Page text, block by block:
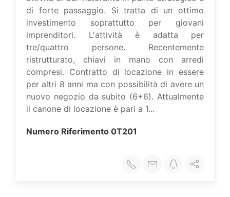
di forte passaggio. Si tratta di un ottimo
investimento soprattutto per giovani
imprenditori. L'attività è adatta per
tre/quattro persone. Recentemente
ristrutturato, chiavi in mano con arredi
compresi. Contratto di locazione in essere
per altri 8 anni ma con possibilità di avere un
nuovo negozio da subito (6+6). Attualmente
il canone di locazione è pari a 1...
Numero Riferimento 0T201